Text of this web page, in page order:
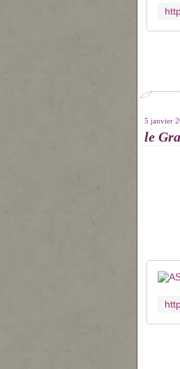
5 janvier
le